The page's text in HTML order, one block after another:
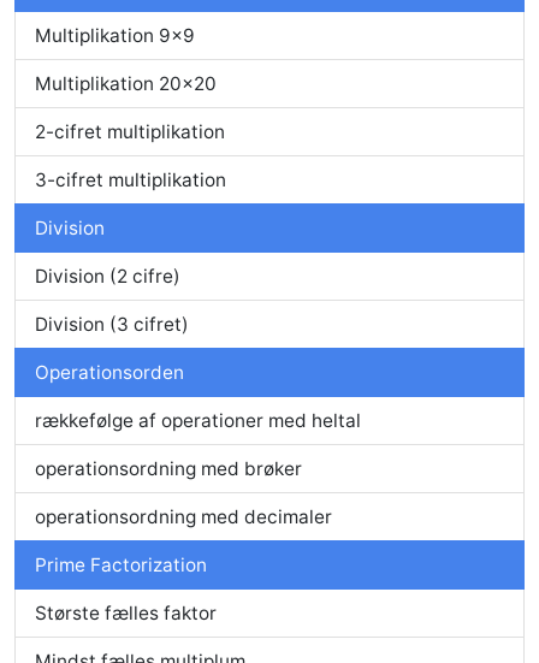
Multiplikation 9x9
Multiplikation 20x20
2-cifret multiplikation
3-cifret multiplikation
Division
Division (2 cifre)
Division (3 cifret)
Operationsorden
rækkefølge af operationer med heltal
operationsordning med brøker
operationsordning med decimaler
Prime Factorization
Største fælles faktor